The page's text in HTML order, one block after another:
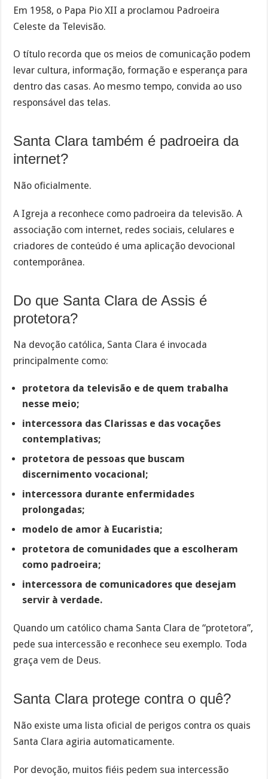
Em 1958, o Papa Pio XII a proclamou Padroeira
Celeste da Televisão.
O título recorda que os meios de comunicação podem
levar cultura, informação, formação e esperança para
dentro das casas. Ao mesmo tempo, convida ao uso
responsável das telas.
Santa Clara também é padroeira da
internet?
Não oficialmente.
A Igreja a reconhece como padroeira da televisão. A
associação com internet, redes sociais, celulares e
criadores de conteúdo é uma aplicação devocional
contemporânea.
Do que Santa Clara de Assis é
protetora?
Na devoção católica, Santa Clara é invocada
principalmente como:
protetora da televisão e de quem trabalha
nesse meio;
intercessora das Clarissas e das vocações
contemplativas;
protetora de pessoas que buscam
discernimento vocacional;
intercessora durante enfermidades
prolongadas;
modelo de amor à Eucaristia;
protetora de comunidades que a escolheram
como padroeira;
intercessora de comunicadores que desejam
servir à verdade.
Quando um católico chama Santa Clara de “protetora”,
pede sua intercessão e reconhece seu exemplo. Toda
graça vem de Deus.
Santa Clara protege contra o quê?
Não existe uma lista oficial de perigos contra os quais
Santa Clara agiria automaticamente.
Por devoção, muitos fiéis pedem sua intercessão